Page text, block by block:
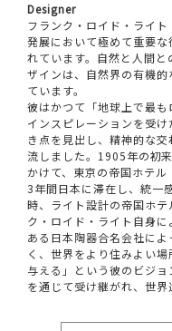
Designer
フランク・ロイド・ライ
発展において極めて重要
れています。自然と人間
ザインは、自然界の有機
ています。
彼はかつて「地球上で最
インスピレーションを受
き点を見出し、精神的な
流しました。1905年の初
かけて、東京の帝国ホテ
3年間日本に滞在し、統一
時、ライト設計の帝国ホ
ク・ロイド・ライト自身
ある日本陶器合名会社に
く、世界をより住みよい
与える」という彼のビジ
を通じて受け継がれ、世界